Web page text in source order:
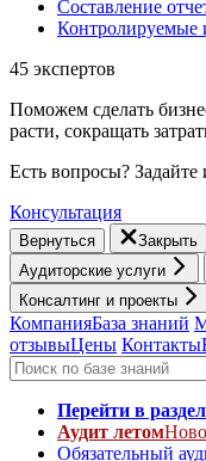
Составление
Контролируемые
45 экспертов
Поможем сделать
расти, cокращать
Есть вопросы? Задайте
Консультация
Вернуться
Закрыть
Аудиторские услуги
Консалтинг и проекты
КомпанияБаза знаний
отзывыЦены Контакты
Перейти в раздел
Аудит летом
Обязательный